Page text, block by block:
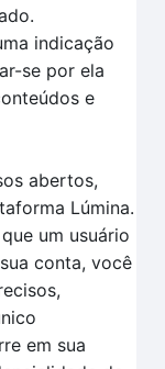
indicação
se por ela
e
abertos,
Lúmina.
um usuário
conta, você
em sua